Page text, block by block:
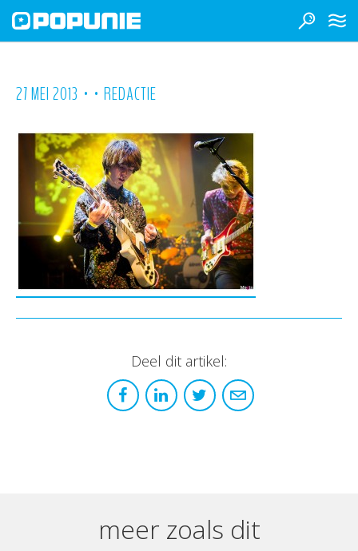
27 MEI 2013 • • REDACTIE
Deel dit artikel:
meer zoals dit